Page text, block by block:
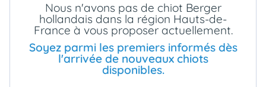
ConnexionNous n'avons pas de chiot Berger
hollandais dans la région Hauts-de-
France à vous proposer actuellement.
Soyez parmi les premiers informés dès
l'arrivée de nouveaux chiots
disponibles.